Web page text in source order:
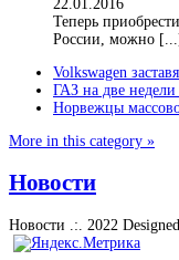
22.01.2016
Теперь
России, можно
Volkswagen
ГАЗ на две недели
Норвежцы
More in this category »
Новости
Новости .:. 2022